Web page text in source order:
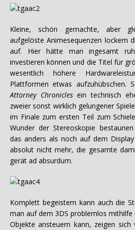
Kleine, schön gemachte, aber
aufgelöste Animesequenzen lockern
auf. Hier hätte man ingesamt
investieren können und die Titel für
wesentlich höhere
Plattformen etwas aufzuhübschen.
Attorney Chroniclesein technisch
zweier sonst wirklich gelungener
im Finale zum ersten Teil zum
Wunder der Stereoskopie
das anders als noch auf dem
absolut nicht mehr, die gesamte
gerät ad absurdum.
Komplett begeistern kann auch die
man auf dem 3DS problemlos mithilfe
Objekte ansteuern kann, zeigen